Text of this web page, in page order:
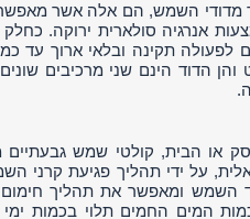
השמש, הם אלה אשר
אנרגיה סולארית ירוקה.
לפעולה תקינה ובלאי ארוך
והן הדוד הינם שני מרכיבים
או הבית, קולטי שמש גבעתיים
על ידי תהליך פגיעת קרני
השמש ומאפשר את תהליך
המים החמים תלוי בכמות